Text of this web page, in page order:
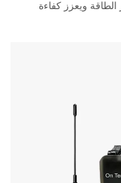
ويعزز كفاءة